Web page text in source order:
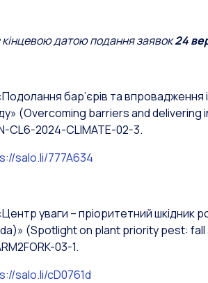
кінцевою датою подання заявок24
Подолання бар’єрів та впровадження
(Overcoming barriers and
CL6-2024-CLIMATE-02-3.
salo.li/777A634
уваги – пріоритетний шкідник
(Spotlight on plant priority pest:
03-1.
salo.li/cD0761d